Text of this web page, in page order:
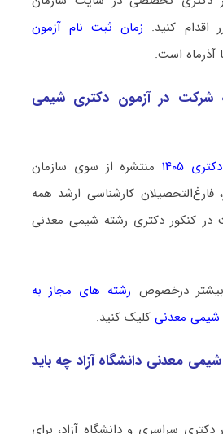
کنید. زمان ثبت نام آزمون
آذرماه است.
شرکت در آزمون دکتری شیمی
۱۴۰۵
منتشره از سوی سازمان
کارشناسی ارشد همه
در کنکور دکتری رشته شیمی معدنی
درخصوص رشته های مجاز به
شیمی معدنیکلیک کنید.
معدنی دانشگاه آزاد چه باید
دکتری سراسری و دانشگاه آزاد، برای